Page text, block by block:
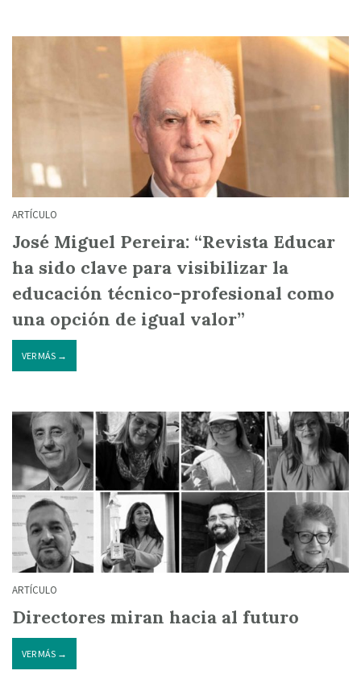
ARTÍCULO
José Miguel Pereira: “Revista Educar
ha sido clave para visibilizar la
educación técnico-profesional como
una opción de igual valor”
VER MÁS →
ARTÍCULO
Directores miran hacia al futuro
VER MÁS →